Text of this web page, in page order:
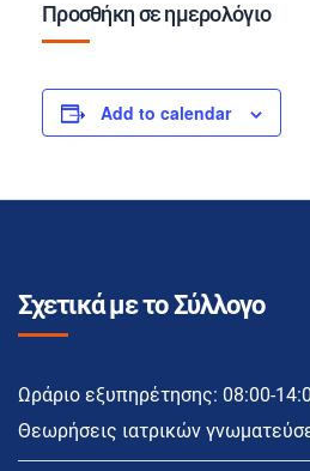
Προσθήκη σε ημερολόγιο
Add to calendar
Σχετικά με το Σύλλογο
Ωράριο εξυπηρέτησης: 08:00-
Θεωρήσεις ιατρικών